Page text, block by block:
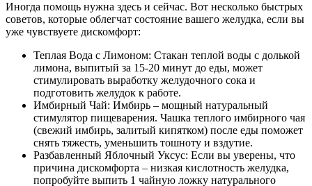
Иногда помощь нужна здесь и сейчас. Вот несколько быстрых
советов, которые облегчат состояние вашего желудка, если вы
уже чувствуете дискомфорт:
Теплая Вода с Лимоном: Стакан теплой воды с долькой
лимона, выпитый за 15-20 минут до еды, может
стимулировать выработку желудочного сока и
подготовить желудок к работе.
Имбирный Чай: Имбирь – мощный натуральный
стимулятор пищеварения. Чашка теплого имбирного чая
(свежий имбирь, залитый кипятком) после еды поможет
снять тяжесть, уменьшить тошноту и вздутие.
Разбавленный Яблочный Уксус: Если вы уверены, что
причина дискомфорта – низкая кислотность желудка,
попробуйте выпить 1 чайную ложку натурального